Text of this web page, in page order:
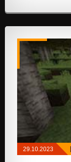
29.10.2023